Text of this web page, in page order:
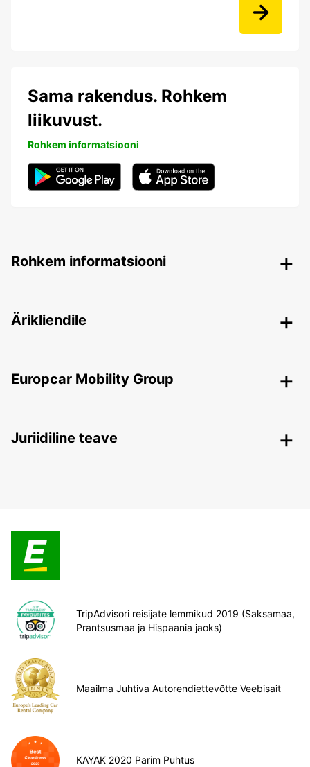
Sama rakendus. Rohkem
liikuvust.
Rohkem informatsiooni
Rohkem informatsiooni
Ärikliendile
Europcar Mobility Group
Juriidiline teave
TripAdvisori reisijate lemmikud 2019 (Saksamaa,
Prantsusmaa ja Hispaania jaoks)
Maailma Juhtiva Autorendiettevõtte Veebisait
KAYAK 2020 Parim Puhtus